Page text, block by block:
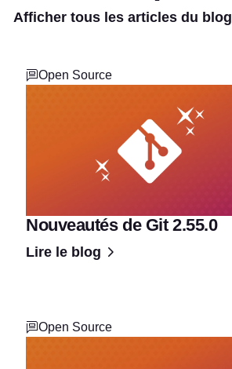
Afficher tous les articles du blog
Open Source
Nouveautés de Git 2.55.0
Lire le blog
Open Source